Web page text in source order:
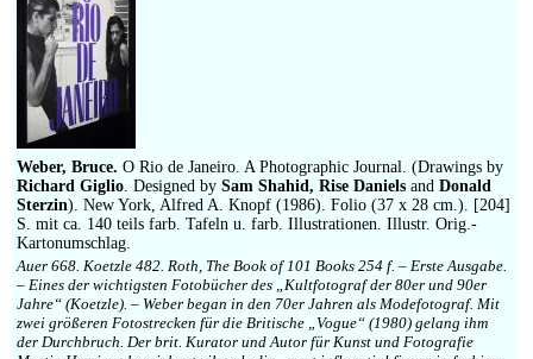
Weber, Bruce. O Rio de Janeiro. A Photographic Journal. (Drawings by
Richard Giglio. Designed by Sam Shahid, Rise Daniels and Donald
Sterzin). New York, Alfred A. Knopf (1986). Folio (37 x 28 cm.). [204]
S. mit ca. 140 teils farb. Tafeln u. farb. Illustrationen. Illustr. Orig.-
Kartonumschlag.
Auer 668. Koetzle 482. Roth, The Book of 101 Books 254 f. – Erste Ausgabe.
– Eines der wichtigsten Fotobücher des „Kultfotograf der 80er und 90er
Jahre“ (Koetzle). – Weber began in den 70er Jahren als Modefotograf. Mit
zwei größeren Fotostrecken für die Britische „Vogue“ (1980) gelang ihm
der Durchbruch. Der brit. Kurator und Autor für Kunst und Fotografie